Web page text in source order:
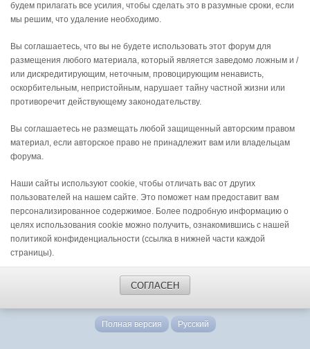
будем прилагать все усилия, чтобы сделать это в разумные сроки, если
мы решим, что удаление необходимо.
Вы соглашаетесь, что вы не будете использовать этот форум для
размещения любого материала, который является заведомо ложным и /
или дискредитирующим, неточным, провоцирующим ненависть,
оскорбительным, непристойным, нарушает тайну частной жизни или
противоречит действующему законодательству.
Вы соглашаетесь не размещать любой защищенный авторским правом
материал, если авторское право не принадлежит вам или владельцам
форума.
Наши сайты используют cookie, чтобы отличать вас от других
пользователей на нашем сайте. Это поможет нам предоставит вам
персонализированное содержимое. Более подробную информацию о
целях использования cookie можно получить, ознакомившись с нашей
политикой конфиденциальности (ссылка в нижней части каждой
страницы).
СОГЛАСЕН
Полная версия Русский